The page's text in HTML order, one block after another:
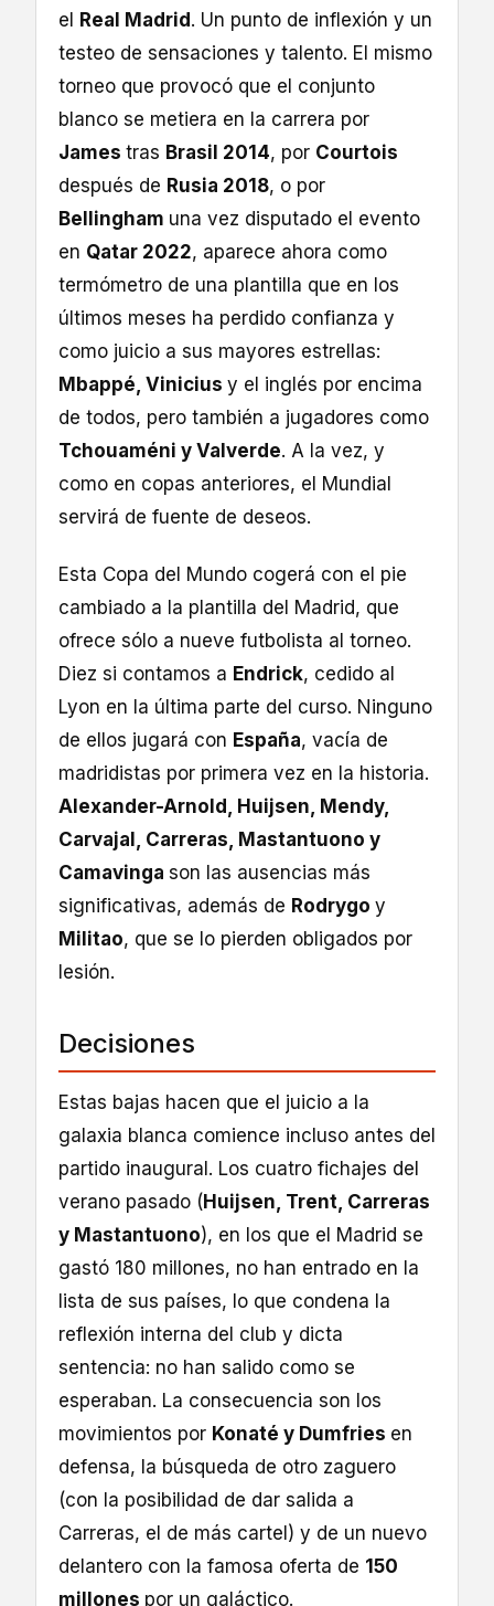
el
Real Madrid . Un punto de inflexión y un
testeo de sensaciones y talento. El mismo
torneo que provocó que el conjunto
blanco se metiera en la carrera por
James tras Brasil 2014, por Courtois
después de Rusia 2018, o por
Bellingham una vez disputado el evento
en Qatar 2022, aparece ahora como
termómetro de una plantilla que en los
últimos meses ha perdido confianza y
como juicio a sus mayores estrellas:
Mbappé, Vinicius y el inglés por encima
de todos, pero también a jugadores como
Tchouaméni y Valverde. A la vez, y
como en copas anteriores, el Mundial
servirá de fuente de deseos.
Esta Copa del Mundo cogerá con el pie
cambiado a la plantilla del Madrid, que
ofrece sólo a nueve futbolista al torneo.
Diez si contamos a Endrick, cedido al
Lyon en la última parte del curso. Ninguno
de ellos jugará con España, vacía de
madridistas por primera vez en la historia.
Alexander-Arnold, Huijsen, Mendy,
Carvajal, Carreras, Mastantuono y
Camavinga son las ausencias más
significativas, además de Rodrygo y
Militao, que se lo pierden obligados por
lesión.
Decisiones
Estas bajas hacen que el juicio a la
galaxia blanca comience incluso antes del
partido inaugural. Los cuatro fichajes del
verano pasado ( Huijsen, Trent, Carreras
y Mastantuono), en los que el Madrid se
gastó 180 millones, no han entrado en la
lista de sus países, lo que condena la
reflexión interna del club y dicta
sentencia: no han salido como se
esperaban. La consecuencia son los
movimientos por Konaté y Dumfries en
defensa, la búsqueda de otro zaguero
(con la posibilidad de dar salida a
Carreras, el de más cartel) y de un nuevo
delantero con la famosa oferta de 150
millones por un galáctico.